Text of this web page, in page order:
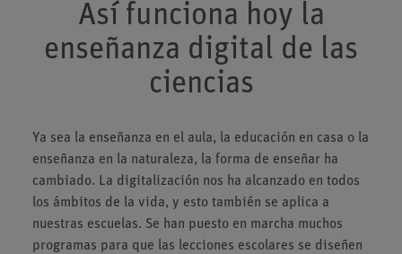
Así funciona hoy la
enseñanza digital de las
ciencias
Ya sea la enseñanza en el aula, la educación en casa o la
enseñanza en la naturaleza, la forma de enseñar ha
cambiado. La digitalización nos ha alcanzado en todos
los ámbitos de la vida, y esto también se aplica a
nuestras escuelas. Se han puesto en marcha muchos
programas para que las lecciones escolares se diseñen